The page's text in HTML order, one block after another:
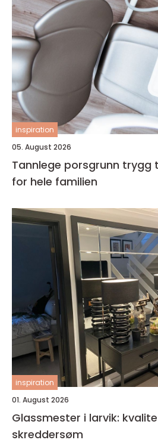
inspiration
05. August 2026
Tannlege porsgrunn trygg tannbehandling
for hele familien
inspiration
01. August 2026
Glassmester i larvik:
skreddersøm